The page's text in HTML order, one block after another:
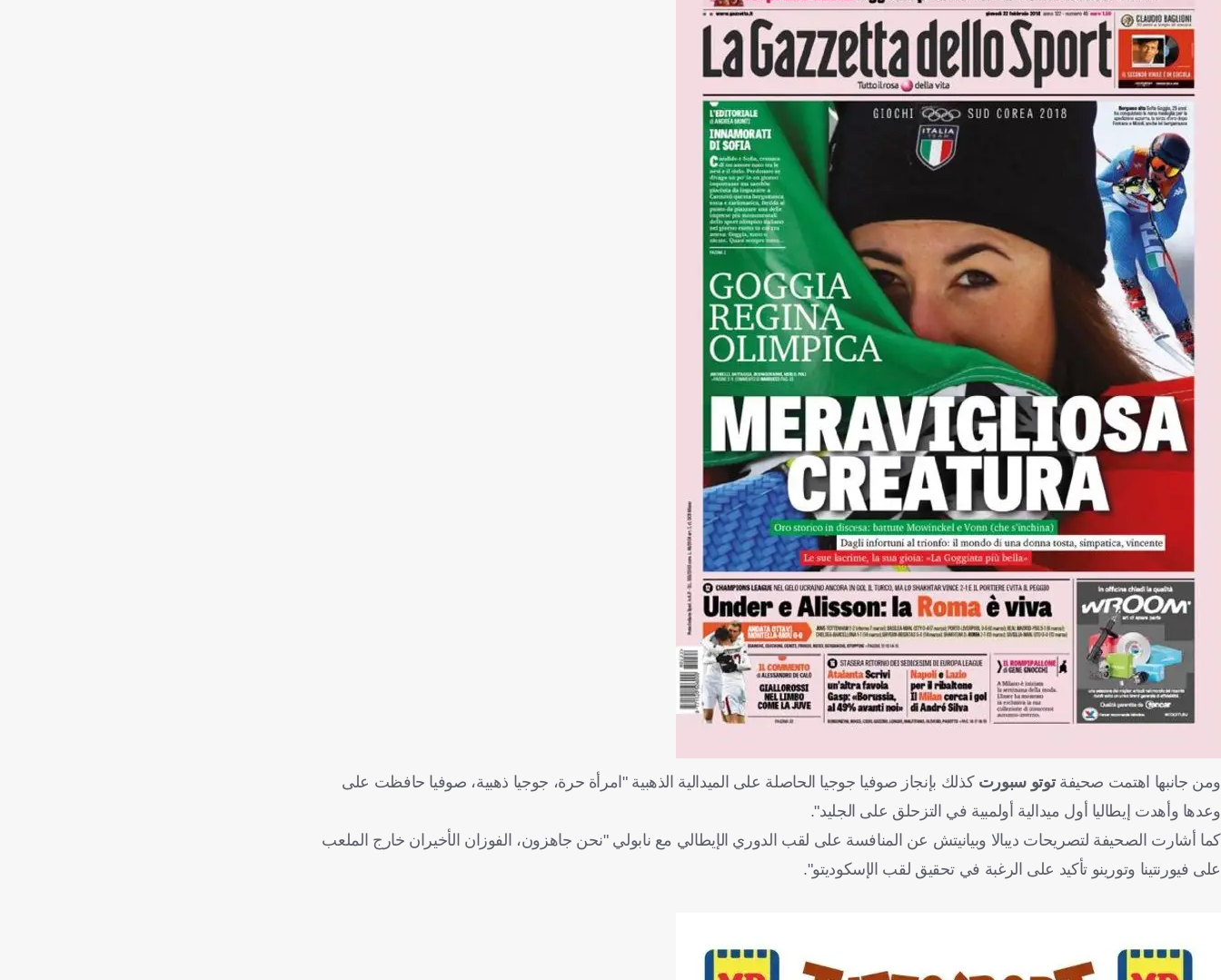
ومن جانبها اهتمت صحيفة توتو سبورت كذلك بإنجاز صوفيا جوجيا الحاصلة على الميدالية الذهبية "امرأة حرة، جوجيا ذهبية، صوفيا حافظت على
وعدها وأهدت إيطاليا أول ميدالية أولمبية في التزحلق على الجليد".
كما أشارت الصحيفة لتصريحات ديبالا وبيانيتش عن المنافسة على لقب الدوري الإيطالي مع نابولي "نحن جاهزون، الفوزان الأخيران خارج الملعب
على فيورنتينا وتورينو تأكيد على الرغبة في تحقيق لقب الإسكوديتو".